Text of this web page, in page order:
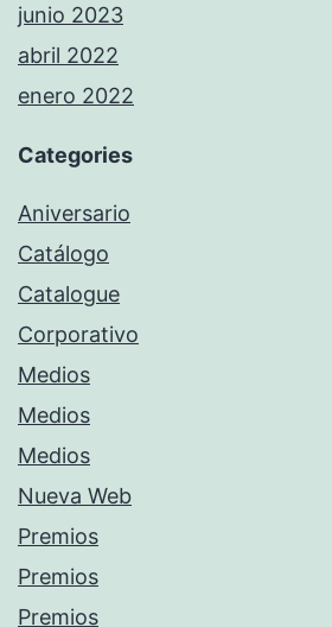
junio 2023
abril 2022
enero 2022
Categories
Aniversario
Catálogo
Catalogue
Corporativo
Medios
Medios
Medios
Nueva Web
Premios
Premios
Premios